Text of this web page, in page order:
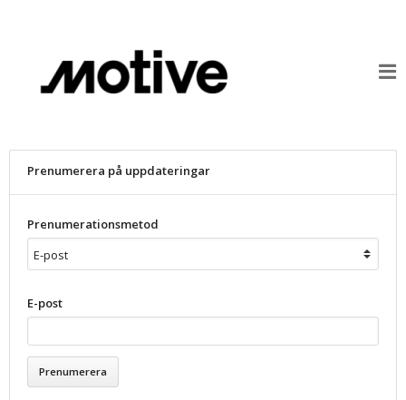
Prenumerera på uppdateringar
Prenumerationsmetod
E-post